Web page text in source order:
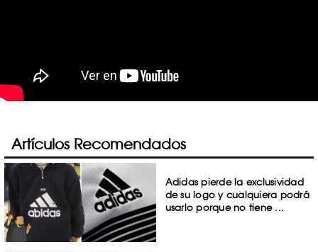
Artículos Recomendados
Adidas pierde la exclusividad
de su logo y cualquiera podrá
usarlo porque no tiene ...